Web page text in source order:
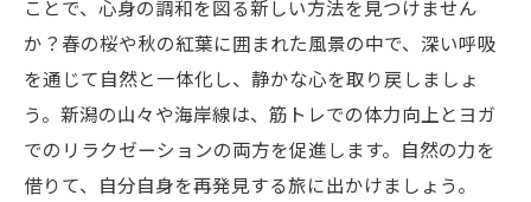
ことで、心身の調和を図る新しい方法を見つけません
か？春の桜や秋の紅葉に囲まれた風景の中で、深い呼吸
を通じて自然と一体化し、静かな心を取り戻しましょ
う。新潟の山々や海岸線は、筋トレでの体力向上とヨガ
でのリラクゼーションの両方を促進します。自然の力を
借りて、自分自身を再発見する旅に出かけましょう。